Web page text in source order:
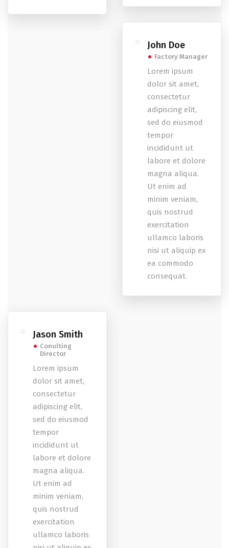
John Doe
Factory Manager
Lorem ipsum
dolor sit amet,
consectetur
adipiscing elit,
sed do eiusmod
tempor
incididunt ut
labore et dolore
magna aliqua.
Ut enim ad
minim veniam,
quis nostrud
exercitation
ullamco laboris
nisi ut aliquip ex
ea commodo
consequat.
Jason Smith
Conulting
Director
Lorem ipsum
dolor sit amet,
consectetur
adipiscing elit,
sed do eiusmod
tempor
incididunt ut
labore et dolore
magna aliqua.
Ut enim ad
minim veniam,
quis nostrud
exercitation
ullamco laboris